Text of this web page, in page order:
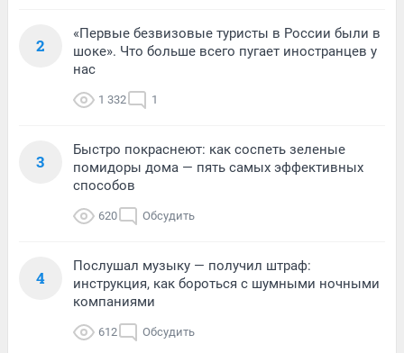
2
«Первые безвизовые туристы в России были в
шоке». Что больше всего пугает иностранцев у
нас
1 332 1
3
Быстро покраснеют: как соспеть зеленые
помидоры дома — пять самых эффективных
способов
620 Обсудить
4
Послушал музыку — получил штраф:
инструкция, как бороться с шумными ночными
компаниями
612 Обсудить